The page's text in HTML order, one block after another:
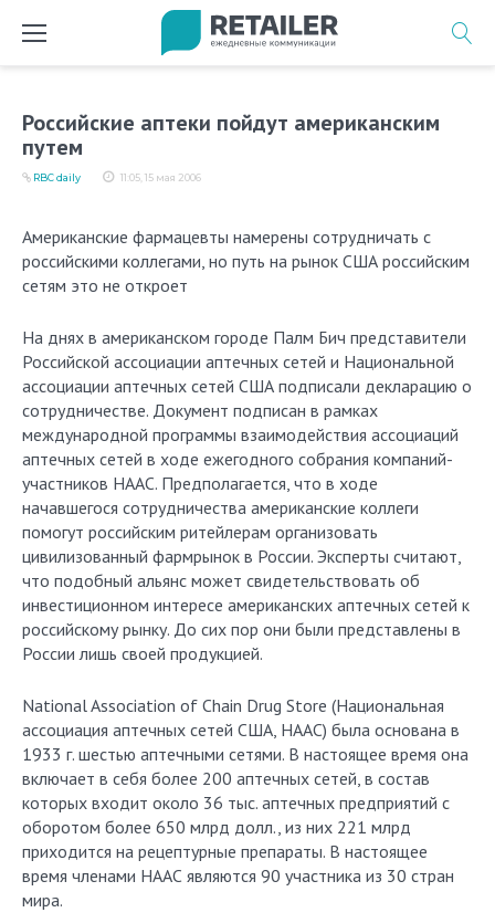
Российские аптеки пойдут американским
путем
11:05, 15 мая 2006
RBC daily
Американские фармацевты намерены сотрудничать с
российскими коллегами, но путь на рынок США российским
сетям это не откроет
На днях в американском городе Палм Бич представители
Российской ассоциации аптечных сетей и Национальной
ассоциации аптечных сетей США подписали декларацию о
сотрудничестве. Документ подписан в рамках
международной программы взаимодействия ассоциаций
аптечных сетей в ходе ежегодного собрания компаний-
участников НААС. Предполагается, что в ходе
начавшегося сотрудничества американские коллеги
помогут российским ритейлерам организовать
цивилизованный фармрынок в России. Эксперты считают,
что подобный альянс может свидетельствовать об
инвестиционном интересе американских аптечных сетей к
российскому рынку. До сих пор они были представлены в
России лишь своей продукцией.
National Association of Chain Drug Store (Национальная
ассоциация аптечных сетей США, НААС) была основана в
1933 г. шестью аптечными сетями. В настоящее время она
включает в себя более 200 аптечных сетей, в состав
которых входит около 36 тыс. аптечных предприятий с
оборотом более 650 млрд долл., из них 221 млрд
приходится на рецептурные препараты. В настоящее
время членами НААС являются 90 участника из 30 стран
мира.